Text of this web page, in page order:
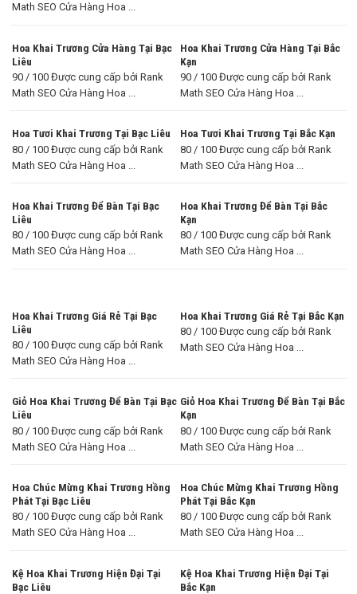
Math SEO Cửa Hàng Hoa ...
Hoa Khai Trương Cửa Hàng Tại Bạc
Liêu
90 / 100 Được cung cấp bởi Rank
Math SEO Cửa Hàng Hoa ...
Hoa Khai Trương Cửa Hàng Tại Bắc
Kạn
90 / 100 Được cung cấp bởi Rank
Math SEO Cửa Hàng Hoa ...
Hoa Tươi Khai Trương Tại Bạc Liêu
80 / 100 Được cung cấp bởi Rank
Math SEO Cửa Hàng Hoa ...
Hoa Tươi Khai Trương Tại Bắc Kạn
80 / 100 Được cung cấp bởi Rank
Math SEO Cửa Hàng Hoa ...
Hoa Khai Trương Để Bàn Tại Bạc
Liêu
80 / 100 Được cung cấp bởi Rank
Math SEO Cửa Hàng Hoa ...
Hoa Khai Trương Để Bàn Tại Bắc
Kạn
80 / 100 Được cung cấp bởi Rank
Math SEO Cửa Hàng Hoa ...
Hoa Khai Trương Giá Rẻ Tại Bạc
Liêu
80 / 100 Được cung cấp bởi Rank
Math SEO Cửa Hàng Hoa ...
Hoa Khai Trương Giá Rẻ Tại Bắc Kạn
80 / 100 Được cung cấp bởi Rank
Math SEO Cửa Hàng Hoa ...
Giỏ Hoa Khai Trương Để Bàn Tại Bạc
Liêu
80 / 100 Được cung cấp bởi Rank
Math SEO Cửa Hàng Hoa ...
Giỏ Hoa Khai Trương Để Bàn Tại Bắc
Kạn
80 / 100 Được cung cấp bởi Rank
Math SEO Cửa Hàng Hoa ...
Hoa Chúc Mừng Khai Trương Hồng
Phát Tại Bạc Liêu
80 / 100 Được cung cấp bởi Rank
Math SEO Cửa Hàng Hoa ...
Hoa Chúc Mừng Khai Trương Hồng
Phát Tại Bắc Kạn
80 / 100 Được cung cấp bởi Rank
Math SEO Cửa Hàng Hoa ...
Kệ Hoa Khai Trương Hiện Đại Tại
Bạc Liêu
Kệ Hoa Khai Trương Hiện Đại Tại
Bắc Kạn